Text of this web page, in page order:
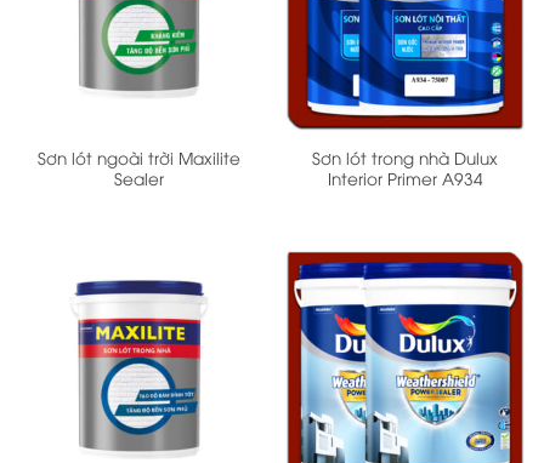
Sơn lót ngoài trời Maxilite
Sealer
Sơn lót trong nhà Dulux
Interior Primer A934